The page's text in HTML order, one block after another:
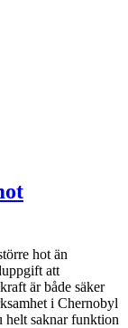
hot än
att
är både säker
i Chernobyl
saknar funktion